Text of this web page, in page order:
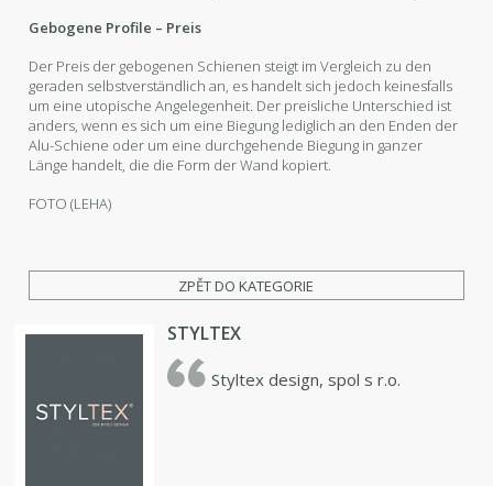
Gebogene Profile – Preis
Der Preis der gebogenen Schienen steigt im Vergleich zu den
geraden selbstverständlich an, es handelt sich jedoch keinesfalls
um eine utopische Angelegenheit. Der preisliche Unterschied ist
anders, wenn es sich um eine Biegung lediglich an den Enden der
Alu-Schiene oder um eine durchgehende Biegung in ganzer
Länge handelt, die die Form der Wand kopiert.
FOTO (LEHA)
ZPĚT DO KATEGORIE
STYLTEX
Styltex design, spol s r.o.